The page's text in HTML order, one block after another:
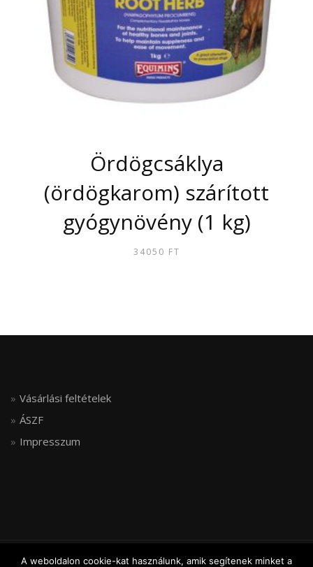
TERMÉKOLDALON
VÁLASZTHATÓK
KI
Ördögcsáklya
(ördögkarom) szárított
gyógynövény (1 kg)
34050 FT
Vásárlási feltételek
ÁSZF
Impresszum
© FLEXIJOINT, ALL RIGHTS RESERVED
A weboldalon cookie-kat használunk, amik segítenek minket a